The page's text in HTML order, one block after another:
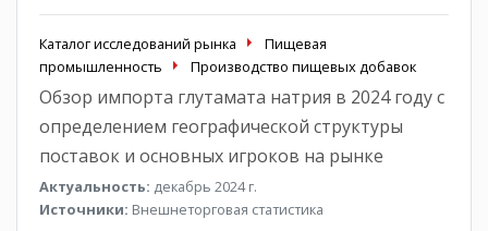
Каталог исследований рынка
Пищевая
промышленность
Производство пищевых добавок
Обзор импорта глутамата натрия в 2024 году с
определением географической структуры
поставок и основных игроков на рынке
Актуальность: декабрь 2024 г.
Источники: Внешнеторговая статистика